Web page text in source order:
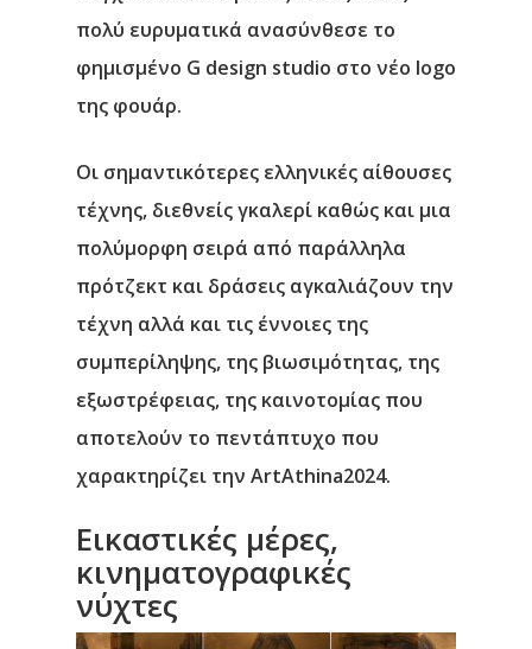
πολύ ευρυματικά ανασύνθεσε το
φημισμένο G design studio στο νέο logo
της φουάρ.
Οι σημαντικότερες ελληνικές αίθουσες
τέχνης, διεθνείς γκαλερί καθώς και μια
πολύμορφη σειρά από παράλληλα
πρότζεκτ και δράσεις αγκαλιάζουν την
τέχνη αλλά και τις έννοιες της
συμπερίληψης, της βιωσιμότητας, της
εξωστρέφειας, της καινοτομίας που
αποτελούν το πεντάπτυχο που
χαρακτηρίζει την ArtAthina2024.
Εικαστικές μέρες,
κινηματογραφικές
νύχτες